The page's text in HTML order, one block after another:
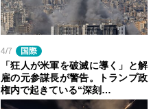
4/7 国際
「狂人が米軍を破滅に導く」と解
雇の元参謀長が警告。トランプ政
権内で起きている“深刻…